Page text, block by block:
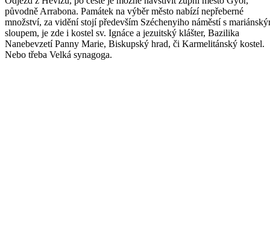
původně Arrabona. Památek na výběr město nabízí nepřeberné
množství, za vidění stojí především Széchenyiho náměstí s
sloupem, je zde i kostel sv. Ignáce a jezuitský klášter, Bazilika
Nanebevzetí Panny Marie, Biskupský hrad, či Karmelitánský kostel.
Nebo třeba Velká synagoga.